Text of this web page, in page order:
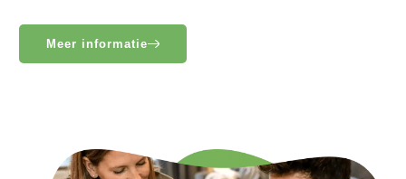
Meer informatie